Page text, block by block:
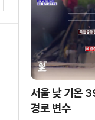
서울 낮 기온
경로 변수